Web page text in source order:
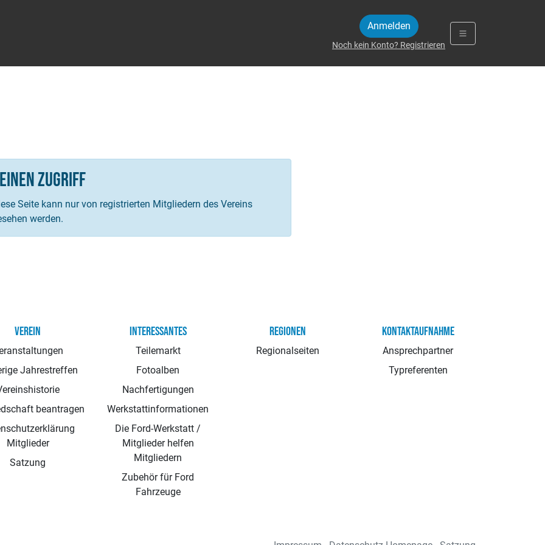
Anmelden
Noch kein Konto? Registrieren
Zugriff
Seite kann nur von registrierten Mitgliedern des Vereins
werden.
VEREIN
Jahrestreffen
beantragen
Mitglieder
Satzung
INTERESSANTES
Teilemarkt
Fotoalben
Nachfertigungen
Werkstattinformationen
Die Ford-Werkstatt /
Mitglieder helfen
Mitgliedern
Zubehör für Ford
Fahrzeuge
REGIONEN
Regionalseiten
KONTAKTAUFNAHME
Ansprechpartner
Typreferenten